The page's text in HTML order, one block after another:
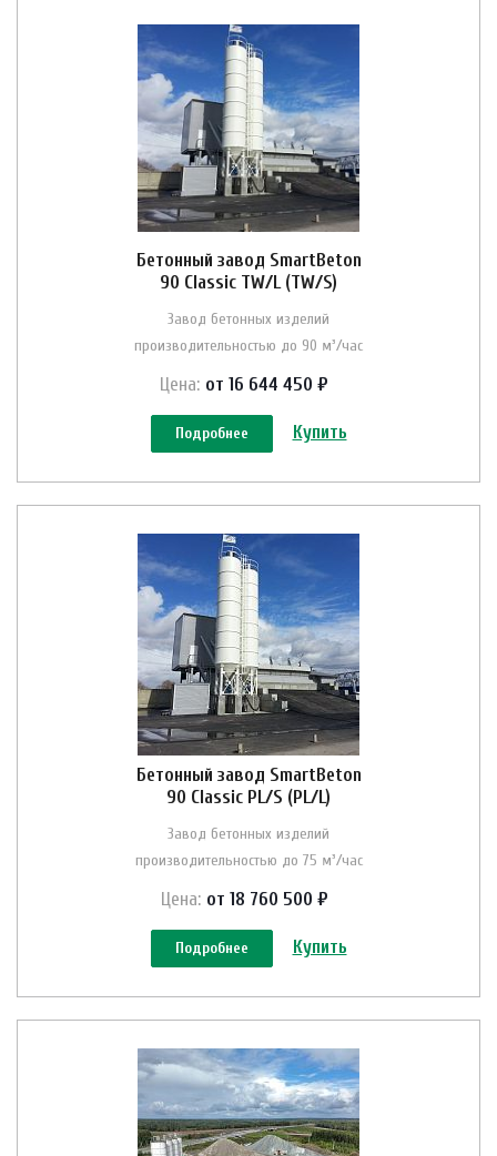
Бетонный завод SmartBeton
90 Classic TW/L (TW/S)
Завод бетонных изделий
производительностью до 90 м³/час
Цена: от 16 644 450 ₽
Подробнее Купить
Бетонный завод SmartBeton
90 Classic PL/S (PL/L)
Завод бетонных изделий
производительностью до 75 м³/час
Цена: от 18 760 500 ₽
Подробнее Купить